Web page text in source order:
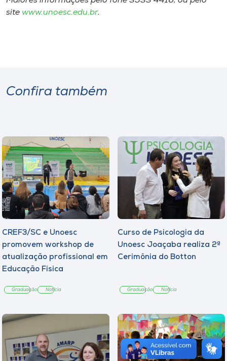
Selecione
o idioma
site www.unoesc.edu.br.
Confira também
CREF3/SC e Unoesc
promovem workshop de
atualização profissional em
Educação Física
Graduação Notícia
Curso de Psicologia da
Unoesc Joaçaba realiza 2ª
Cerimônia do Botton
Graduação Notícia